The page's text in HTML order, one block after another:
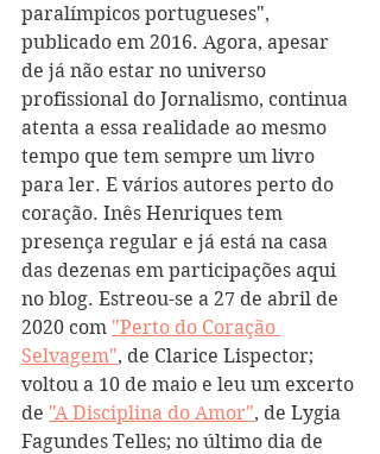
paralímpicos portugueses",
publicado em 2016. Agora, apesar
de já não estar no universo
profissional do Jornalismo, continua
atenta a essa realidade ao mesmo
tempo que tem sempre um livro
para ler. E vários autores perto do
coração. Inês Henriques tem
presença regular e já está na casa
das dezenas em participações aqui
no blog. Estreou-se a 27 de abril de
2020 com "Perto do Coração
Selvagem", de Clarice Lispector;
voltou a 10 de maio e leu um excerto
de "A Disciplina do Amor", de Lygia
Fagundes Telles; no último dia de